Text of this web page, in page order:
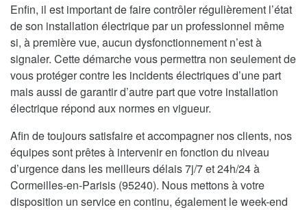
Enfin, il est important de faire contrôler régulièrement l’état
de son installation électrique par un professionnel même
si, à première vue, aucun dysfonctionnement n’est à
signaler. Cette démarche vous permettra non seulement de
vous protéger contre les incidents électriques d’une part
mais aussi de garantir d’autre part que votre installation
électrique répond aux normes en vigueur.
Afin de toujours satisfaire et accompagner nos clients, nos
équipes sont prêtes à intervenir en fonction du niveau
d’urgence dans les meilleurs délais 7j/7 et 24h/24 à
Cormeilles-en-Parisis (95240). Nous mettons à votre
disposition un service en continu, également le week-end